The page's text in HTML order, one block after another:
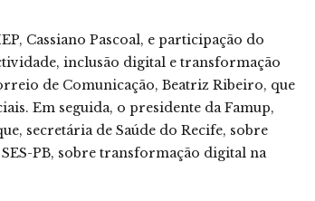
Cassiano Pascoal, e participação do
inclusão digital e transformação
de Comunicação, Beatriz Ribeiro, que
Em seguida, o presidente da Famup,
secretária de Saúde do Recife, sobre
PB, sobre transformação digital na